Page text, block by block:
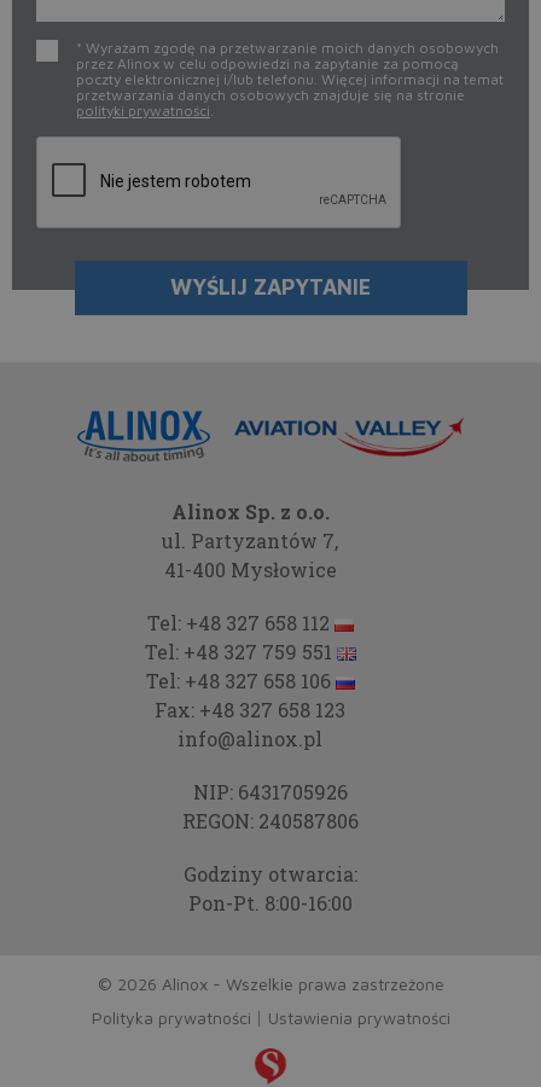
* Wyrażam zgodę na przetwarzanie moich danych osobowych
przez Alinox w celu odpowiedzi na zapytanie za pomocą
poczty elektronicznej i/lub telefonu. Więcej informacji na temat
przetwarzania danych osobowych znajduje się na stronie
polityki prywatności.
Alinox Sp. z o.o.
ul. Partyzantów 7,
41-400 Mysłowice
Tel: +48 327 658 112
Tel: +48 327 759 551
Tel: +48 327 658 106
Fax: +48 327 658 123
info@alinox.pl
NIP: 6431705926
REGON: 240587806
Godziny otwarcia:
Pon-Pt. 8:00-16:00
© 2026 Alinox - Wszelkie prawa zastrzeżone
Polityka prywatności
Ustawienia prywatności